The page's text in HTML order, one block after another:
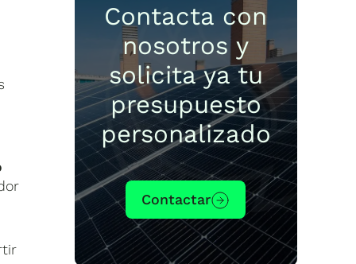
Contacta con
nosotros y
solicita ya tu
presupuesto
personalizado
Contactar